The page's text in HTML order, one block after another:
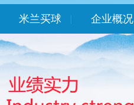
米兰买球 企业概况